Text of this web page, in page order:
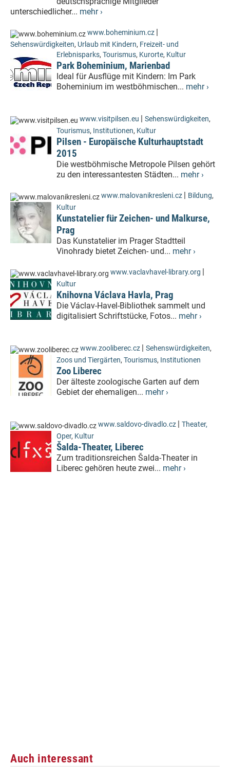
unterschiedlicher... mehr ›
www.boheminium.cz |
Sehenswürdigkeiten, Urlaub mit Kindern, Freizeit- und
Erlebnisparks, Tourismus, Kurorte, Kultur
Park Boheminium, Marienbad
Ideal für Ausflüge mit Kindern: Im Park
Boheminium im westböhmischen... mehr ›
www.visitpilsen.eu | Sehenswürdigkeiten,
Tourismus, Institutionen, Kultur
Pilsen - Europäische Kulturhauptstadt
2015
Die westböhmische Metropole Pilsen gehört
zu den interessantesten Städten... mehr ›
www.malovanikresleni.cz | Bildung,
Kultur
Kunstatelier für Zeichen- und Malkurse,
Prag
Das Kunstatelier im Prager Stadtteil
Vinohrady bietet Zeichen- und... mehr ›
www.vaclavhavel-library.org |
Kultur
Knihovna Václava Havla, Prag
Die Václav-Havel-Bibliothek sammelt und
digitalisiert Schriftstücke, Fotos... mehr ›
www.zooliberec.cz | Sehenswürdigkeiten,
Zoos und Tiergärten, Tourismus, Institutionen
Zoo Liberec
Der älteste zoologische Garten auf dem
Gebiet der ehemaligen... mehr ›
www.saldovo-divadlo.cz | Theater,
Oper, Kultur
Šalda-Theater, Liberec
Zum traditionsreichen Šalda-Theater in
Liberec gehören heute zwei... mehr ›
Auch interessant